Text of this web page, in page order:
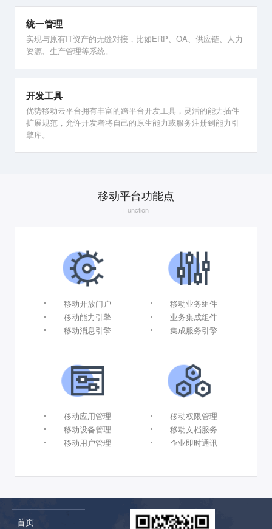
统一管理
实现与原有IT资产的无缝对接，比如ERP、OA、供应链、人力
资源、生产管理等系统。
开发工具
优势移动云平台拥有丰富的跨平台开发工具，灵活的能力插件
扩展规范，允许开发者将自己的原生能力或服务注册到能力引
擎库。
移动平台功能点
Function
移动开放门户
移动能力引擎
移动消息引擎
移动业务组件
业务集成组件
集成服务引擎
移动应用管理
移动设备管理
移动用户管理
移动权限管理
移动文档服务
企业即时通讯
首页